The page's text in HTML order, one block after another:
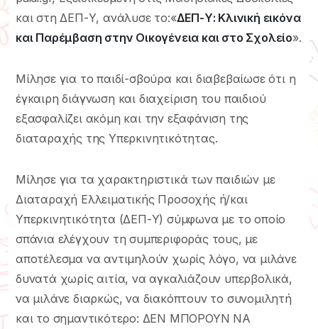
και στη ΔΕΠ-Υ, ανάλυσε το:«ΔΕΠ-Υ: Κλινική εικόνα
και Παρέμβαση στην Οικογένεια και στο Σχολείο».
Μίλησε για το παιδί-σβούρα και διαβεβαίωσε ότι η
έγκαιρη διάγνωση και διαχείριση του παιδιού
εξασφαλίζει ακόμη και την εξαφάνιση της
διαταραχής της Υπερκινητικότητας.
Μίλησε για τα χαρακτηριστικά των παιδιών με
Διαταραχή Ελλειματικής Προσοχής ή/και
Υπερκινητικότητα (ΔΕΠ-Υ) σύμφωνα με το οποίο
σπάνια ελέγχουν τη συμπεριφοράς τους, με
αποτέλεσμα να αντιμηλούν χωρίς λόγο, να μιλάνε
δυνατά χωρίς αιτία, να αγκαλιάζουν υπερβολικά,
να μιλάνε διαρκώς, να διακόπτουν το συνομιλητή
και το σημαντικότερο: ΔΕΝ ΜΠΟΡΟΥΝ ΝΑ